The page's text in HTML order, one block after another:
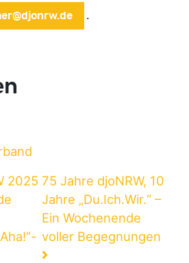
.
2025 75 Jahre djoNRW, 10
Jahre „Du.Ich.Wir.“ –
Ein Wochenende
voller Begegnungen